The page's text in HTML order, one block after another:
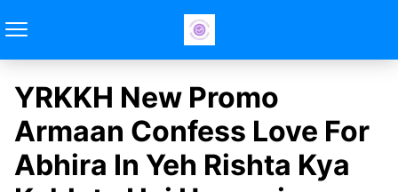
YRKKH New Promo
Armaan Confess Love For
Abhira In Yeh Rishta Kya